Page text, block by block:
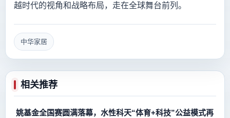
越时代的视角和战略布局，走在全球舞台前列。
中华家居
相关推荐
姚基金全国赛圆满落幕，水性科天“体育+科技”公益模式再